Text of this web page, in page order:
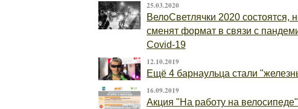
25.03.2020
ВелоСветлячки 2020 состоятся,
сменят формат в связи с
Covid-19
12.10.2019
Ещё 4 барнаульца стали
16.09.2019
Акция "На работу на